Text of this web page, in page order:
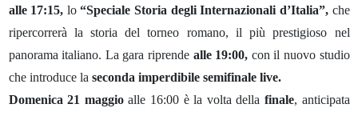
alle 17:15, lo“Speciale Storia degli Internazionali d’Italia”, che
ripercorrerà la storia del torneo romano, il più prestigioso nel
panorama italiano. La gara riprendealle 19:00, con il nuovo studio
che introduce la seconda imperdibile semifinale live.
Domenica 21 maggioalle 16:00 è la volta della finale, anticipata